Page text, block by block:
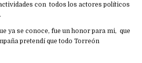
con todos los actores políticos
ya se conoce, fue un honor para mi, que
pretendí que todo Torreón